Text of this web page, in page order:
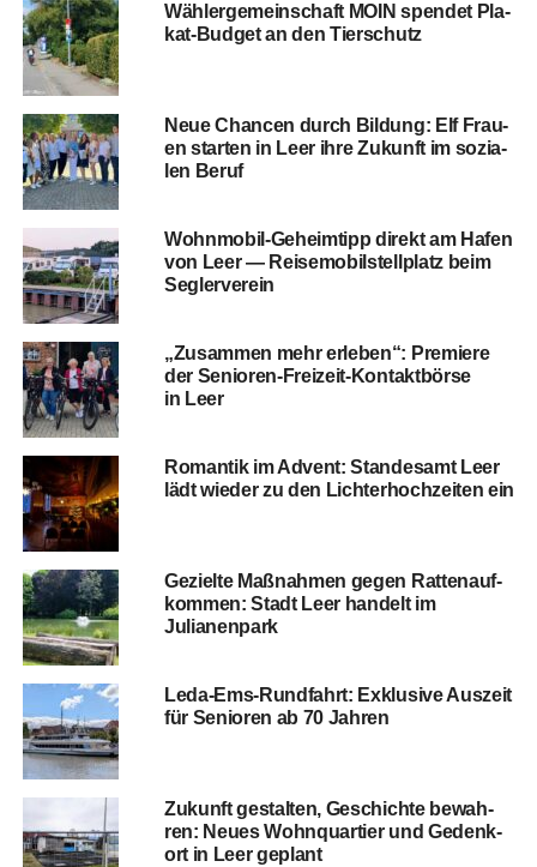
Wäh­ler­ge­mein­schaft MOIN spen­det Pla­
kat-Bud­get an den Tierschutz
Neue Chan­cen durch Bil­dung: Elf Frau­
en star­ten in Leer ihre Zukunft im sozia­
len Beruf
Wohn­mo­bil-Geheim­tipp direkt am Hafen
von Leer — Rei­se­mo­bil­stell­platz beim
Seglerverein
„Zusam­men mehr erle­ben“: Pre­mie­re
der Senio­ren-Frei­zeit-Kon­takt­bör­se
in Leer
Roman­tik im Advent: Stan­des­amt Leer
lädt wie­der zu den Lich­ter­hoch­zei­ten ein
Geziel­te Maß­nah­men gegen Rat­ten­auf­
kom­men: Stadt Leer han­delt im
Julianenpark
Leda-Ems-Rund­fahrt: Exklu­si­ve Aus­zeit
für Senio­ren ab 70 Jahren
Zukunft gestal­ten, Geschich­te bewah­
ren: Neu­es Wohn­quar­tier und Gedenk­
ort in Leer geplant